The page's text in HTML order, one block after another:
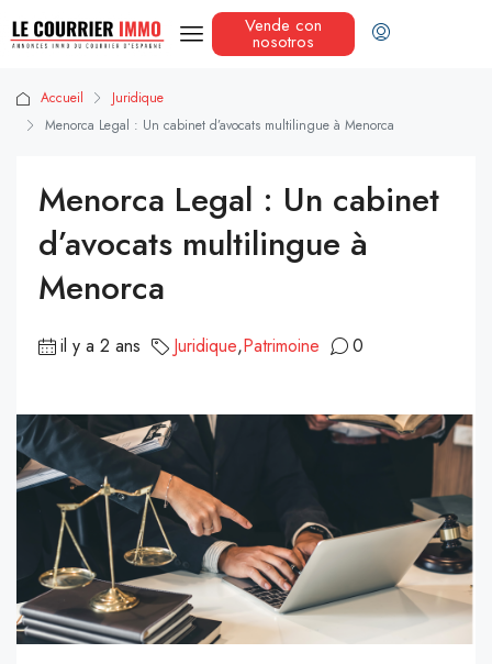
Vende con
nosotros
Accueil
Juridique
Menorca Legal : Un cabinet d’avocats multilingue à Menorca
Menorca Legal : Un cabinet
d’avocats multilingue à
Menorca
il y a 2 ans Juridique,Patrimoine 0